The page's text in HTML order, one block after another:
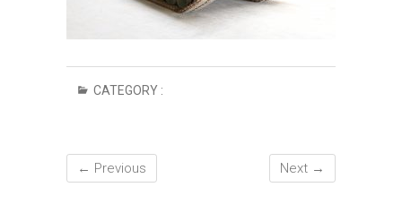
CATEGORY :
← Previous Next →